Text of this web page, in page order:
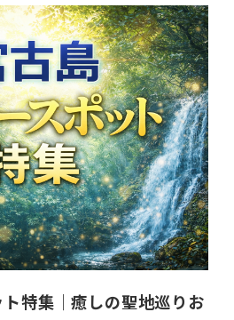
特集｜癒しの聖地巡りお